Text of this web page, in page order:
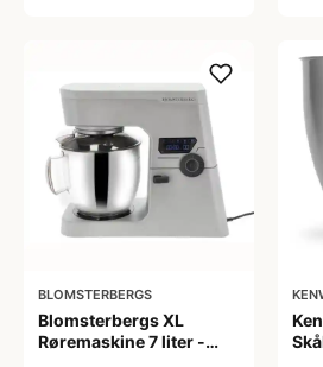
BLOMSTERBERGS
Blomsterbergs XL
Røremaskine 7 liter -